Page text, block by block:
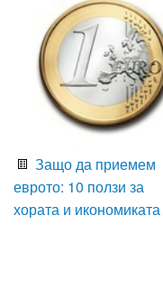
Защо да приемем
еврото: 10 ползи за
хората и икономиката